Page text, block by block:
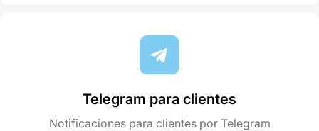
Telegram para clientes
Notificaciones para clientes por Telegram